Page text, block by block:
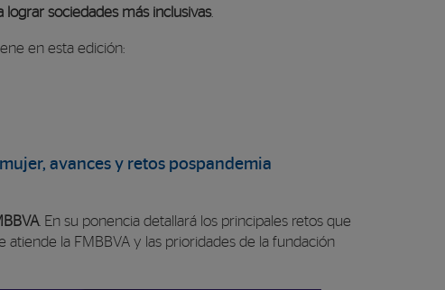
sociedades más inclusivas.
en esta edición:
avances y retos pospandemia
. En su ponencia detallará los principales retos que
atiende la FMBBVA y las prioridades de la fundación